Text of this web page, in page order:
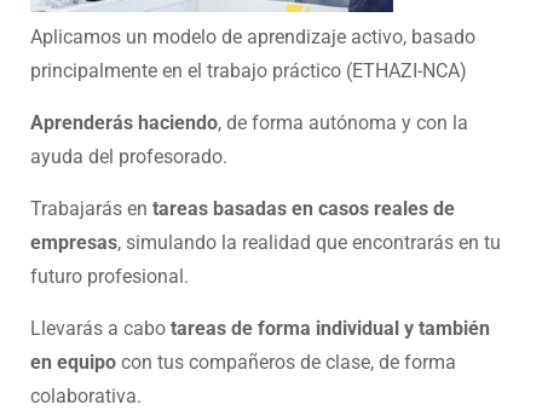
Aplicamos un modelo de aprendizaje activo, basado
principalmente en el trabajo práctico (ETHAZI-NCA)
Aprenderás haciendo, de forma autónoma y con la
ayuda del profesorado.
Trabajarás en tareas basadas en casos reales de
empresas, simulando la realidad que encontrarás en tu
futuro profesional.
Llevarás a cabo tareas de forma individual y también
en equipo con tus compañeros de clase, de forma
colaborativa.